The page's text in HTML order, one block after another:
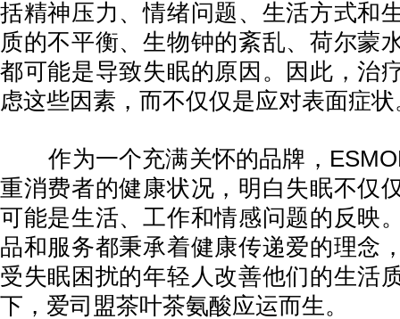
括精神压力、情绪问题、生活方式和
质的不平衡、生物钟的紊乱、荷尔蒙
都可能是导致失眠的原因。因此，治
虑这些因素，而不仅仅是应对表面症状
作为一个充满关怀的品牌，
重消费者的健康状况，明白失眠不仅
可能是生活、工作和情感问题的反映
品和服务都秉承着健康传递爱的理念
受失眠困扰的年轻人改善他们的生活
下，爱司盟茶叶茶氨酸应运而生。